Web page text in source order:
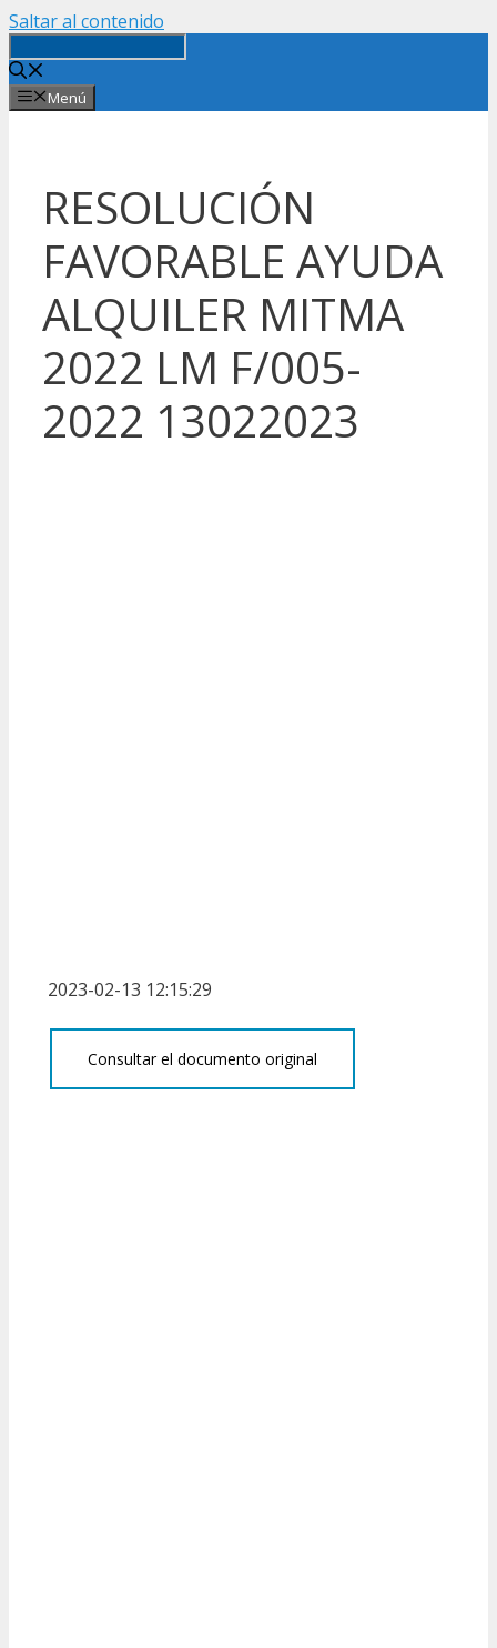
Saltar al contenido
Menú
RESOLUCIÓN
FAVORABLE AYUDA
ALQUILER MITMA
2022 LM F/005-
2022 13022023
2023-02-13 12:15:29
Consultar el documento original